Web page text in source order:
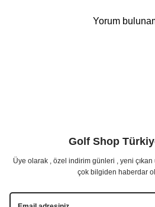
Yorum
Golf Shop
Üye olarak , özel indirim günleri , yeni
çok bilgiden haberdar